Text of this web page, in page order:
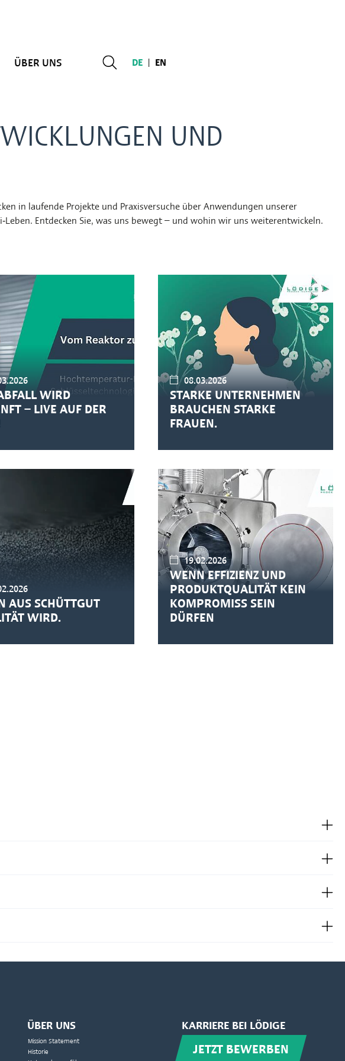
ÜBER UNS DE | EN
UND
in laufende Projekte und Praxisversuche über Anwendungen unserer
Entdecken Sie, was uns bewegt – und wohin wir uns weiterentwickeln.
WIRD
– LIVE AUF DER
08.03.2026
STARKE UNTERNEHMEN
BRAUCHEN STARKE
FRAUEN.
AUS SCHÜTTGUT
WIRD.
19.02.2026
WENN EFFIZIENZ UND
PRODUKTQUALITÄT KEIN
KOMPROMISS SEIN
DÜRFEN
ÜBER UNS
Mission Statement
Historie
KARRIERE BEI LÖDIGE
JETZT BEWERBEN